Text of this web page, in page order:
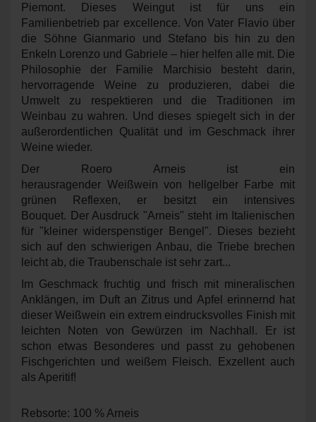
Piemont. Dieses Weingut ist für uns ein
Familienbetrieb par excellence. Von Vater Flavio über
die Söhne Gianmario und Stefano bis hin zu den
Enkeln Lorenzo und Gabriele – hier helfen alle mit. Die
Philosophie der Familie Marchisio besteht darin,
hervorragende Weine zu produzieren, dabei die
Umwelt zu respektieren und die Traditionen im
Weinbau zu wahren. Und dieses spiegelt sich in der
außerordentlichen Qualität und im Geschmack ihrer
Weine wieder.
Der Roero Arneis ist ein
herausragender Weißwein von hellgelber Farbe mit
grünen Reflexen, er besitzt ein intensives
Bouquet. Der Ausdruck "Arneis" steht im Italienischen
für "kleiner widerspenstiger Bengel". Dieses bezieht
sich auf den schwierigen Anbau, die Triebe brechen
leicht ab, die Traubenschale ist sehr zart...
Im Geschmack fruchtig und frisch mit mineralischen
Anklängen, im Duft an Zitrus und Apfel erinnernd hat
dieser Weißwein ein extrem eindrucksvolles Finish mit
leichten Noten von Gewürzen im Nachhall. Er ist
schon etwas Besonderes und passt zu gehobenen
Fischgerichten und weißem Fleisch. Exzellent auch
als Aperitif!
Rebsorte: 100 % Arneis